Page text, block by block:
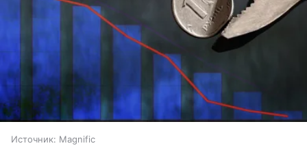
Источник: Magnific